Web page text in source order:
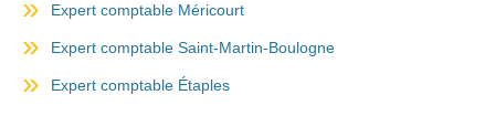
Expert comptable Méricourt
Expert comptable Saint-Martin-Boulogne
Expert comptable Étaples